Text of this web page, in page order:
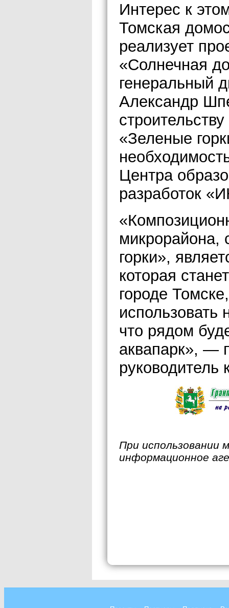
Интерес к
Томская
реализует
«Солнечная
генеральный
Александр
«Зеленые
Центра
разработок
микрорайона,
горки»,
которая
городе
использовать
что рядом
аквапарк», —
руководитель
При использовании
информационное